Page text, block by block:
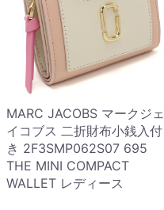
MARC JACOBS マークジェ
イコブス 二折財布小銭入付
き 2F3SMP062S07 695
THE MINI COMPACT
WALLET レディース